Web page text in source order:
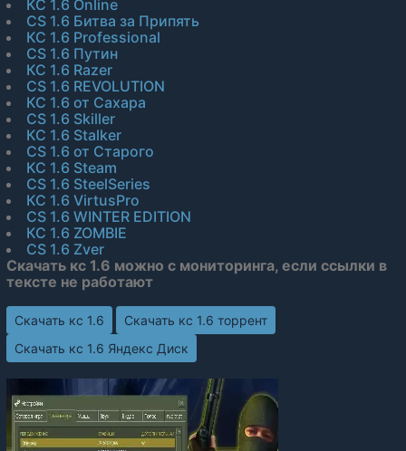
КС 1.6 Online
CS 1.6 Битва за Припять
КС 1.6 Professional
CS 1.6 Путин
КС 1.6 Razer
CS 1.6 REVOLUTION
КС 1.6 от Сахара
CS 1.6 Skiller
КС 1.6 Stalker
CS 1.6 от Старого
КС 1.6 Steam
CS 1.6 SteelSeries
КС 1.6 VirtusPro
CS 1.6 WINTER EDITION
КС 1.6 ZOMBIE
CS 1.6 Zver
Скачать кс 1.6 можно с мониторинга, если ссылки в
тексте не работают
Скачать кс 1.6
Скачать кс 1.6 торрент
Скачать кс 1.6 Яндекс Диск